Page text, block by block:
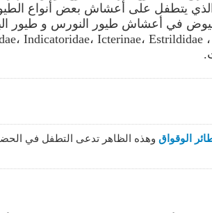
الذي يتطفل على أعشاش بعض أنواع
في أعشاش طيور النورس و طيور
الوقواق وهذه الظاهر تدعى التطفل في